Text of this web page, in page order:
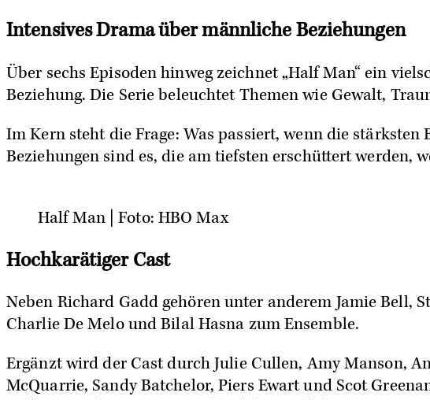
Intensives Drama über männliche Beziehungen
Über sechs Episoden hinweg zeichnet „Half Man“ ein
Beziehung. Die Serie beleuchtet Themen wie Gewalt,
Im Kern steht die Frage: Was passiert, wenn die
Beziehungen sind es, die am tiefsten erschüttert werden,
Half Man | Foto: HBO Max
Hochkarätiger Cast
Neben Richard Gadd gehören unter anderem Jamie Bell,
Charlie De Melo und Bilal Hasna zum Ensemble.
Ergänzt wird der Cast durch Julie Cullen, Amy Manson,
McQuarrie, Sandy Batchelor, Piers Ewart und Scot